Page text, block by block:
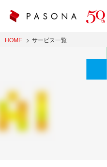
HOME サービス一覧